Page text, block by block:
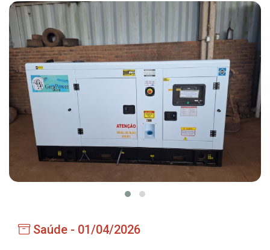
Gabinete do Vice-prefeito
História do Município
Símbolos Oficiais
Estrutura Organizacional
Secretarias
Administração
Obras
Saúde - 01/04/2026